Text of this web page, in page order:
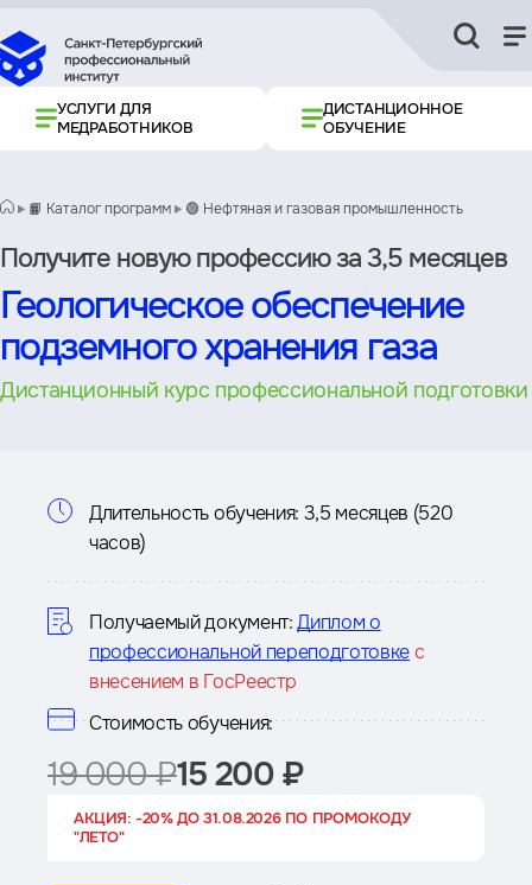
УСЛУГИ ДЛЯ
МЕДРАБОТНИКОВ
ДИСТАНЦИОННОЕ
ОБУЧЕНИЕ
📙 Каталог программ 🟢 Нефтяная и газовая промышленность
Получите новую профессию за 3,5 месяцев
Геологическое обеспечение
подземного хранения газа
Дистанционный курс профессиональной подготовки
Информация
курсе
Длительность обучения: 3,5 месяцев (520
часов)
Получаемый документ: Диплом о
профессиональной переподготовкес
внесением в ГосРеестр
Стоимость обучения:
19 000 ₽15 200 ₽
АКЦИЯ: -20% ДО 31.08.2026 ПО ПРОМОКОДУ
"ЛЕТО"